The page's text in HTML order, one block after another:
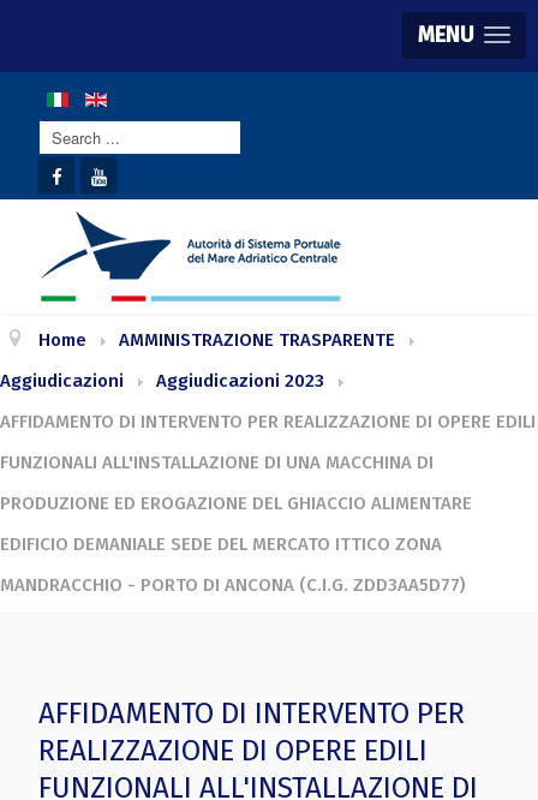
MENU
Search
...
Home
AMMINISTRAZIONE TRASPARENTE
Aggiudicazioni
Aggiudicazioni 2023
AFFIDAMENTO DI INTERVENTO PER REALIZZAZIONE DI OPERE EDILI
FUNZIONALI ALL'INSTALLAZIONE DI UNA MACCHINA DI
PRODUZIONE ED EROGAZIONE DEL GHIACCIO ALIMENTARE
EDIFICIO DEMANIALE SEDE DEL MERCATO ITTICO ZONA
MANDRACCHIO - PORTO DI ANCONA (C.I.G. ZDD3AA5D77)
AFFIDAMENTO DI INTERVENTO PER
REALIZZAZIONE DI OPERE EDILI
FUNZIONALI ALL'INSTALLAZIONE DI